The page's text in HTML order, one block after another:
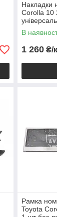
Накладки
Corolla 10
21*4,5см
В
1 260 ₴/
Рамка
Toyota